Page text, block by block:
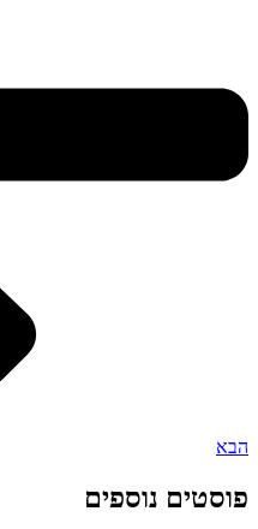
הבא
פוסטים נוספים